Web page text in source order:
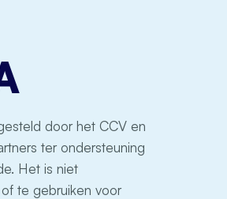
door het CCV en
ter ondersteuning
Het is niet
te gebruiken voor